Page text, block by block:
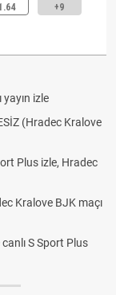
+9
izle
(Hradec Kralove
Plus izle, Hradec
Kralove BJK maçı
S Sport Plus